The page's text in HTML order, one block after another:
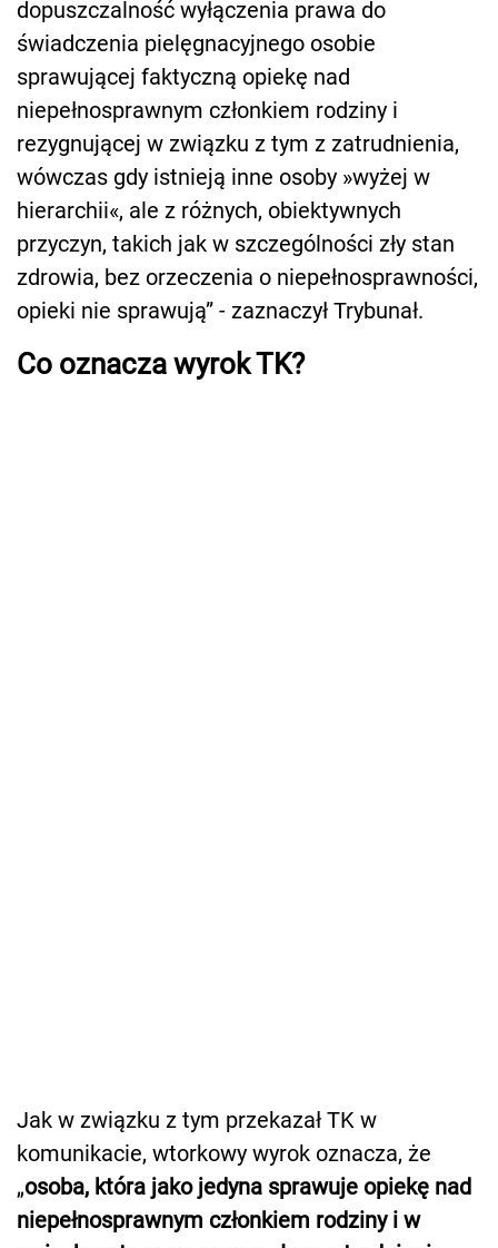
dopuszczalność wyłączenia prawa do
świadczenia pielęgnacyjnego osobie
sprawującej faktyczną opiekę nad
niepełnosprawnym członkiem rodziny i
rezygnującej w związku z tym z zatrudnienia,
wówczas gdy istnieją inne osoby »wyżej w
hierarchii«, ale z różnych, obiektywnych
przyczyn, takich jak w szczególności zły stan
zdrowia, bez orzeczenia o niepełnosprawności,
opieki nie sprawują” - zaznaczył Trybunał.
Co oznacza wyrok TK?
Jak w związku z tym przekazał TK w
komunikacie, wtorkowy wyrok oznacza, że
„osoba, która jako jedyna sprawuje opiekę nad
niepełnosprawnym członkiem rodziny i w